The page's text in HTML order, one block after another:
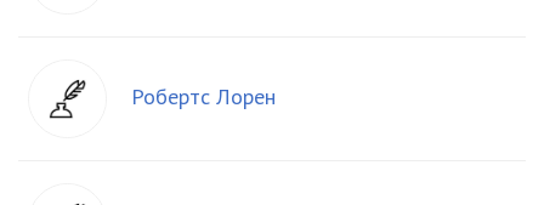
Робертс Лорен